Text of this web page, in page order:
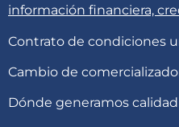
información financiera,
Contrato de condiciones
Cambio de
Dónde generamos